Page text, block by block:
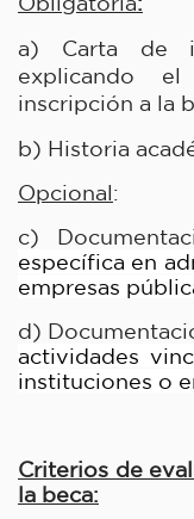
a) Carta de
explicando
inscripción a la
b) Historia
Opcional:
c)
específica en
empresas
d)
actividades
instituciones o
Criterios de
la beca: